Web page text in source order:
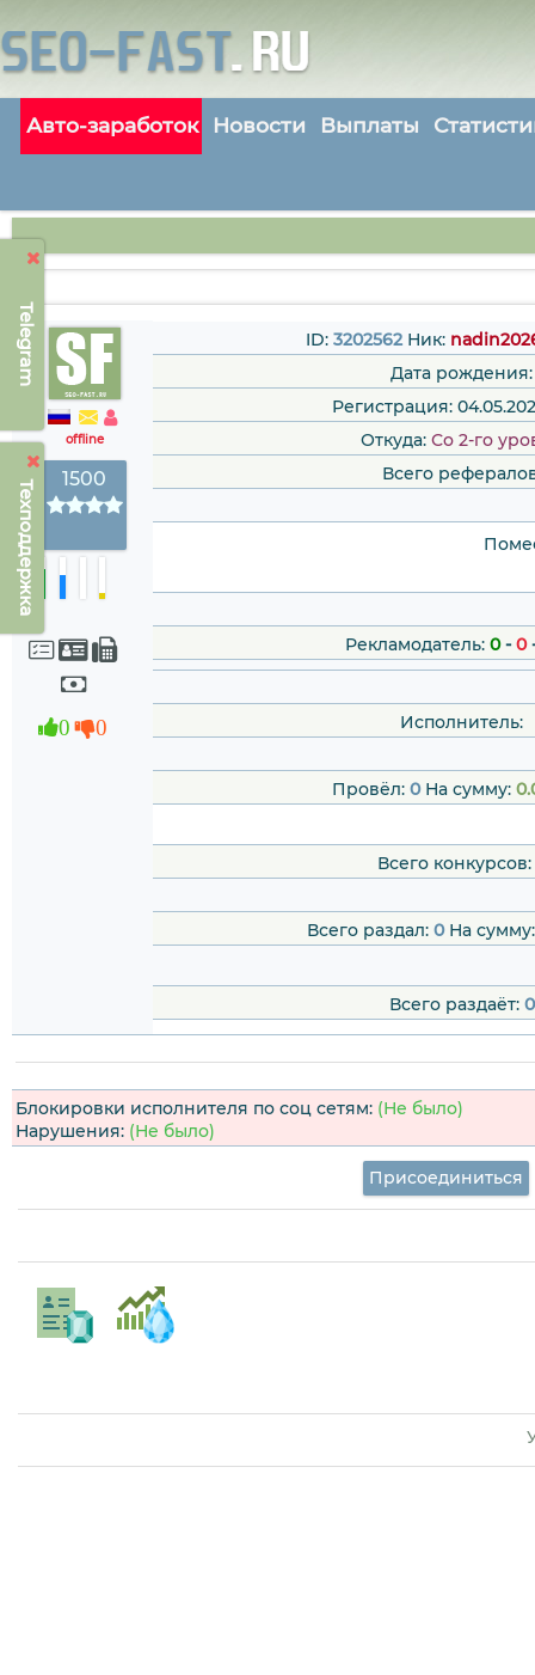
Telegram
Техподдержка
Авто-заработок Новости Выплаты
offline
1500
0 0
ID: 3202562 Ник:
Дата рождения:
Регистрация:
Откуда: Со 2-го
Всего
Рекламодатель: 0-0
Исполнитель:
Провёл: 0На сумму:
Всего конкурсов:
Всего раздал: 0На
Всего раздаёт: 0
Блокировки исполнителя по соц сетям: (Не было)
Нарушения: (Не было)
Присоединиться